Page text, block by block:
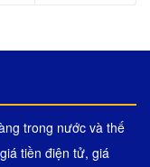
trong nước và thế
tiền điện tử, giá